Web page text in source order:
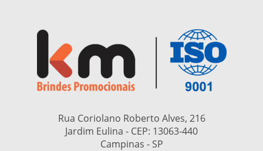
Rua Coriolano Roberto Alves, 216
Jardim Eulina - CEP: 13063-440
Campinas - SP